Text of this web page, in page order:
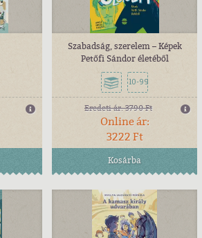
Szabadság, szerelem – Képek
Petőfi Sándor életéből
10-99
Eredeti ár:3790 Ft
Online ár:
3222 Ft
Kosárba